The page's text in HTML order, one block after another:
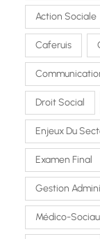
Action Sociale
Caferuis
Droit Social
Enjeux Du
Examen Final
Gestion
Médico-